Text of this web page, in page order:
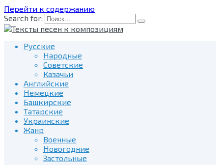
Перейти к содержанию
Search for:
Русские
Народные
Советские
Казачьи
Английские
Немецкие
Башкирские
Татарские
Украинские
Жанр
Военные
Новогодние
Застольные